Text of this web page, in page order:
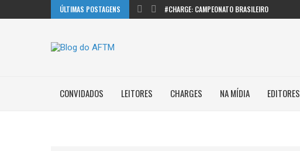
ÚLTIMAS POSTAGENS #CHARGE: CAMPEONATO BRASILEIRO
CONVIDADOS LEITORES CHARGES NA MÍDIA EDITORES